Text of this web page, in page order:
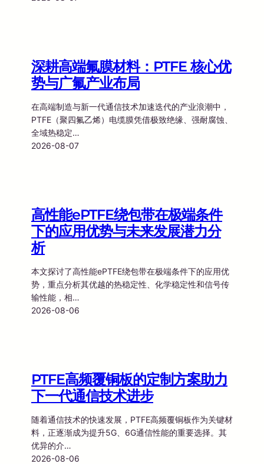
深耕高端氟膜材料：PTFE 核心优
势与广氟产业布局
在高端制造与新一代通信技术加速迭代的产业浪潮中，
PTFE（聚四氟乙烯）电缆膜凭借极致绝缘、强耐腐蚀、
全域热稳定…
2026-08-07
高性能ePTFE绕包带在极端条件
下的应用优势与未来发展潜力分
析
本文探讨了高性能ePTFE绕包带在极端条件下的应用优
势，重点分析其优越的热稳定性、化学稳定性和信号传
输性能，相…
2026-08-06
PTFE高频覆铜板的定制方案助力
下一代通信技术进步
随着通信技术的快速发展，PTFE高频覆铜板作为关键材
料，正逐渐成为提升5G、6G通信性能的重要选择。其
优异的介…
2026-08-06